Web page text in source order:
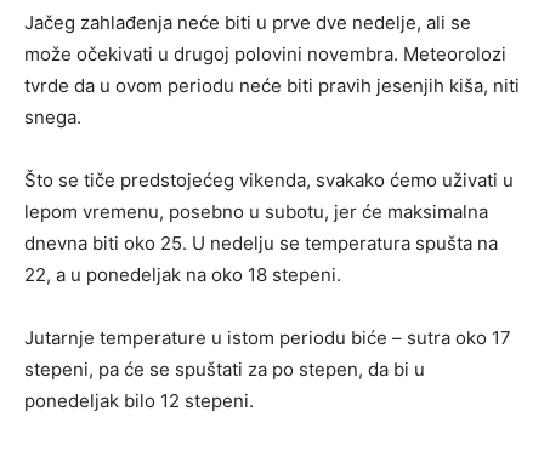
Jačeg zahlađenja neće biti u prve dve nedelje, ali se
može očekivati u drugoj polovini novembra. Meteorolozi
tvrde da u ovom periodu neće biti pravih jesenjih kiša, niti
snega.
Što se tiče predstojećeg vikenda, svakako ćemo uživati u
lepom vremenu, posebno u subotu, jer će maksimalna
dnevna biti oko 25. U nedelju se temperatura spušta na
22, a u ponedeljak na oko 18 stepeni.
Jutarnje temperature u istom periodu biće – sutra oko 17
stepeni, pa će se spuštati za po stepen, da bi u
ponedeljak bilo 12 stepeni.